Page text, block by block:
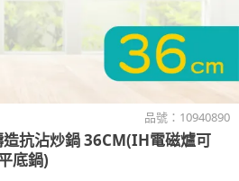
品號： 10940890
造抗沾炒鍋 36CM(IH電磁爐可
底鍋)